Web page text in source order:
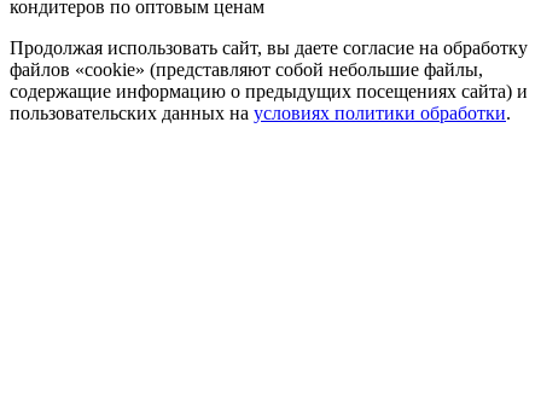
кондитеров по оптовым ценам
Продолжая использовать сайт, вы даете согласие на обработку
файлов «cookie» (представляют собой небольшие файлы,
содержащие информацию о предыдущих посещениях сайта) и
пользовательских данных на условиях политики обработки.